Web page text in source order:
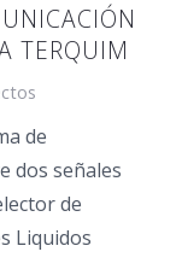
TERQUIM
de
dos señales
de
Liquidos